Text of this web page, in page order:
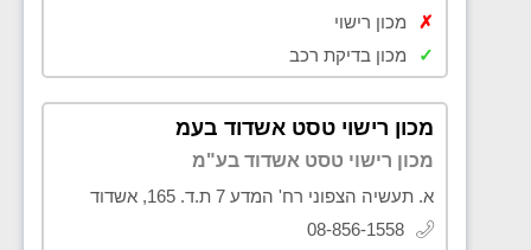
✗
מכון רישוי
✓
מכון בדיקת רכב
מכון רישוי טסט אשדוד בעמ
מכון רישוי טסט אשדוד בע"מ
א. תעשיה הצפוני רח' המדע 7 ת.ד. 165, אשדוד
08-856-1558